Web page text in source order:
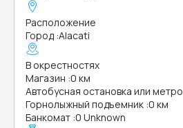
Расположение
Город :Alacati
В окрестностях
Магазин :0 км
Автобусная остановка или метро
Горнолыжный подъемник :0 км
Банкомат :0 Unknown